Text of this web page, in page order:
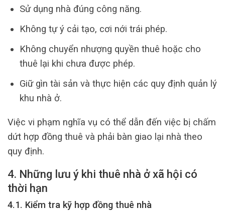
Sử dụng nhà đúng công năng.
Không tự ý cải tạo, cơi nới trái phép.
Không chuyển nhượng quyền thuê hoặc cho
thuê lại khi chưa được phép.
Giữ gìn tài sản và thực hiện các quy định quản lý
khu nhà ở.
Việc vi phạm nghĩa vụ có thể dẫn đến việc bị chấm
dứt hợp đồng thuê và phải bàn giao lại nhà theo
quy định.
4. Những lưu ý khi thuê nhà ở xã hội có
thời hạn
4.1. Kiểm tra kỹ hợp đồng thuê nhà